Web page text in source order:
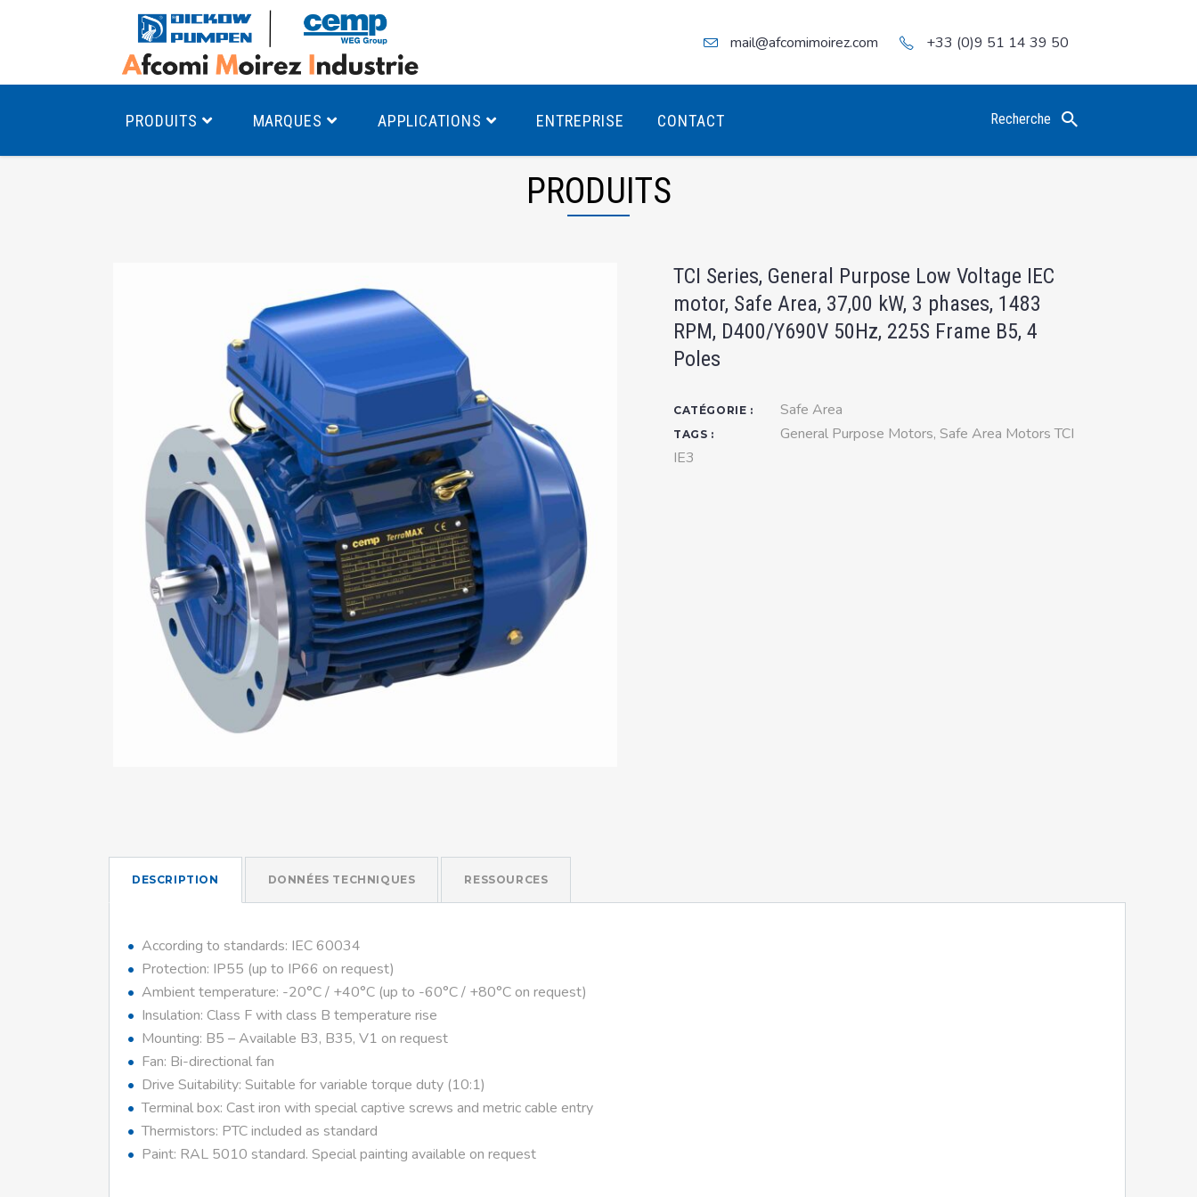
mail@afcomimoirez.com +33 (0)9 51 14 39 50
PRODUITS
Pompes multicellulaires
Pompes à engrenages
avec freins
Moteurs Antidéflagrants ÉCO T4
Moteurs Antidéflagrants ÉCO T3
Moteurs standards (non
Antidéflagrants)
Moteurs Antidéflagrants NEMA
(Normes Américaines)
MARQUES APPLICATIONS ENTREPRISE CONTACT Recherche
PRODUITS
TCI Series, General Purpose Low Voltage IEC
motor, Safe Area, 37,00 kW, 3 phases, 1483
RPM, D400/Y690V 50Hz, 225S Frame B5, 4
Poles
CATÉGORIE : Safe Area
TAGS : General Purpose Motors, Safe Area Motors TCI
IE3
DESCRIPTION DONNÉES TECHNIQUES RESSOURCES
According to standards: IEC 60034
Protection: IP55 (up to IP66 on request)
Ambient temperature: -20°C / +40°C (up to -60°C / +80°C on request)
Insulation: Class F with class B temperature rise
Mounting: B5 – Available B3, B35, V1 on request
Fan: Bi-directional fan
Drive Suitability: Suitable for variable torque duty (10:1)
Terminal box: Cast iron with special captive screws and metric cable entry
Thermistors: PTC included as standard
Paint: RAL 5010 standard. Special painting available on request